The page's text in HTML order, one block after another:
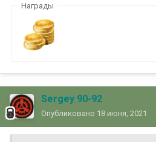
Награды
Sergey 90-92
Опубликовано 18 июня, 2021